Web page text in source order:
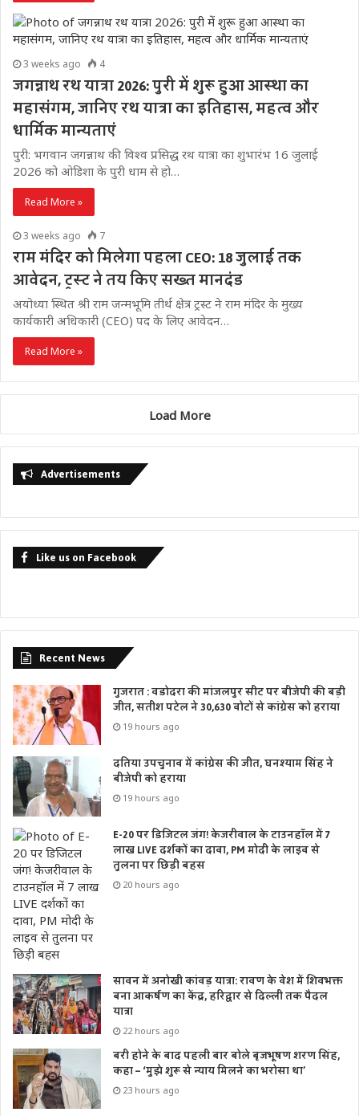
3 weeks ago 4
जगन्नाथ रथ यात्रा 2026: पुरी में शुरू हुआ आस्था का
महासंगम, जानिए रथ यात्रा का इतिहास, महत्व और
धार्मिक मान्यताएं
पुरी: भगवान जगन्नाथ की विश्व प्रसिद्ध रथ यात्रा का शुभारंभ 16 जुलाई
2026 को ओडिशा के पुरी धाम से हो…
Read More »
3 weeks ago 7
राम मंदिर को मिलेगा पहला CEO: 18 जुलाई तक
आवेदन, ट्रस्ट ने तय किए सख्त मानदंड
अयोध्या स्थित श्री राम जन्मभूमि तीर्थ क्षेत्र ट्रस्ट ने राम मंदिर के मुख्य
कार्यकारी अधिकारी (CEO) पद के लिए आवेदन…
Read More »
Load More
Advertisements
Like us on Facebook
Recent News
गुजरात : वडोदरा की मांजलपुर सीट पर बीजेपी की बड़ी
जीत, सतीश पटेल ने 30,630 वोटों से कांग्रेस को हराया
19 hours ago
दतिया उपचुनाव में कांग्रेस की जीत, घनश्याम सिंह ने
बीजेपी को हराया
19 hours ago
E-20 पर डिजिटल जंग! केजरीवाल के टाउनहॉल में 7
लाख LIVE दर्शकों का दावा, PM मोदी के लाइव से
तुलना पर छिड़ी बहस
20 hours ago
सावन में अनोखी कांवड़ यात्रा: रावण के वेश में शिवभक्त
बना आकर्षण का केंद्र, हरिद्वार से दिल्ली तक पैदल
यात्रा
22 hours ago
बरी होने के बाद पहली बार बोले बृजभूषण शरण सिंह,
कहा – ‘मुझे शुरू से न्याय मिलने का भरोसा था’
23 hours ago